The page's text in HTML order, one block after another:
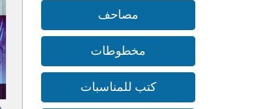
مصاحف
مخطوطات
كتب للمناسبات